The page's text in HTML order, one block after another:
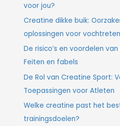
voor jou?
Creatine dikke buik:
oplossingen voor
De risico’s en voordelen
Feiten en fabels
De Rol van Creatine Sport:
Toepassingen voor Atleten
Welke creatine past het
trainingsdoelen?